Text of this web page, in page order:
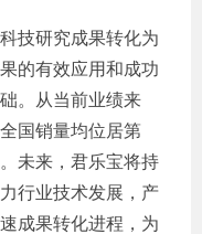
技研究成果转化为
的有效应用和成功
。从当前业绩来
国销量均位居第
未来，君乐宝将持
行业技术发展，产
成果转化进程，为